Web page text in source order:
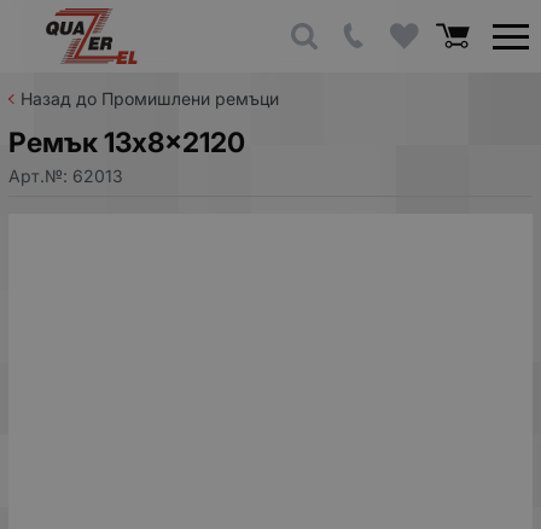
Назад до Промишлени ремъци
Ремък 13x8x2120
Арт.№: 62013